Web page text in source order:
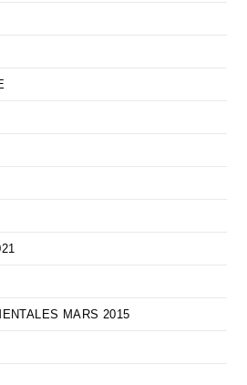
MARS 2015